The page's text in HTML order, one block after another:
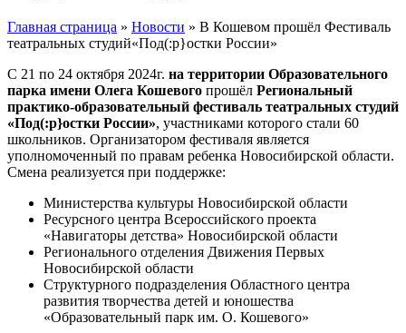
Главная страница » Новости » В Кошевом прошёл Фестиваль
театральных студий«Под(:р}остки России»
С 21 по 24 октября 2024г. на территории Образовательного
парка имени Олега Кошевого прошёл Региональный
практико-образовательный фестиваль театральных студий
«Под(:р}остки России», участниками которого стали 60
школьников. Организатором фестиваля является
уполномоченный по правам ребенка Новосибирской области.
Смена реализуется при поддержке:
Министерства культуры Новосибирской области
Ресурсного центра Всероссийского проекта
«Навигаторы детства» Новосибирской области
Регионального отделения Движения Первых
Новосибирской области
Структурного подразделения Областного центра
развития творчества детей и юношества
«Образовательный парк им. О. Кошевого»